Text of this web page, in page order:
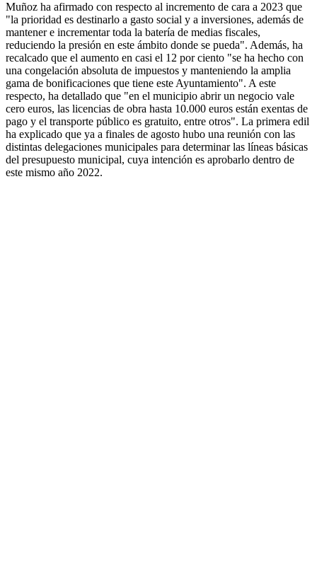
Muñoz ha afirmado con respecto al incremento de cara a 2023 que
"la prioridad es destinarlo a gasto social y a inversiones, además de
mantener e incrementar toda la batería de medias fiscales,
reduciendo la presión en este ámbito donde se pueda". Además, ha
recalcado que el aumento en casi el 12 por ciento "se ha hecho con
una congelación absoluta de impuestos y manteniendo la amplia
gama de bonificaciones que tiene este Ayuntamiento". A este
respecto, ha detallado que "en el municipio abrir un negocio vale
cero euros, las licencias de obra hasta 10.000 euros están exentas de
pago y el transporte público es gratuito, entre otros". La primera edil
ha explicado que ya a finales de agosto hubo una reunión con las
distintas delegaciones municipales para determinar las líneas básicas
del presupuesto municipal, cuya intención es aprobarlo dentro de
este mismo año 2022.